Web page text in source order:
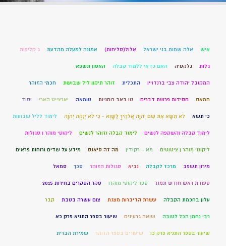
איש אלה שמות בני ישראל אלול(סליחות) אמונה למעלה מהדעת ג קליפות
גלות גלקסיה האם כדאי ללמוד קבלה האסון תשפא
המקובל יהודה צבי ברנדויין התכלית זוהר תיקון ליל שבועות חכמי הזוהר
חמאס חסידות פרשת דברים טו באב רוחניות טומאה יארצייט הארי יסוד
כי תשא לֹא תִשָּׂא אֶת שֵׁם יְהוָה אֱלֹהֶיךָ לַשָּׁוְא - כִּי לֹא יְנַקֶּה יְהֹוָה לימוד לליל שבועות
לימוד קבלה והשקפה לנשים לימוד קבלה וזוהר לנשים ליקוטי מוהר ן סגולות
ליקוטי מוהר ן ציטוטים מא – רקודין מה זה סיאנס מידע על שדים ורוחות פראים
מירון תשפב מרכז לקבלה נביא סגולות הזוהר סכך סמאל
סעודת ראש חודש תמוז ספר ליקוטי מוהרן סקר הסקרים בחירות 2015
עלון בחכמת הקבלה עשרת הדיברות מצגת צום עשרה בטבת קבר
רבי נחמן הכל לטובה שואה גרעינים שיעור בספר התניא פרק כא
שיעור בספר התניא פרק כו שיעורים בספר הזוהר שמירת הברית